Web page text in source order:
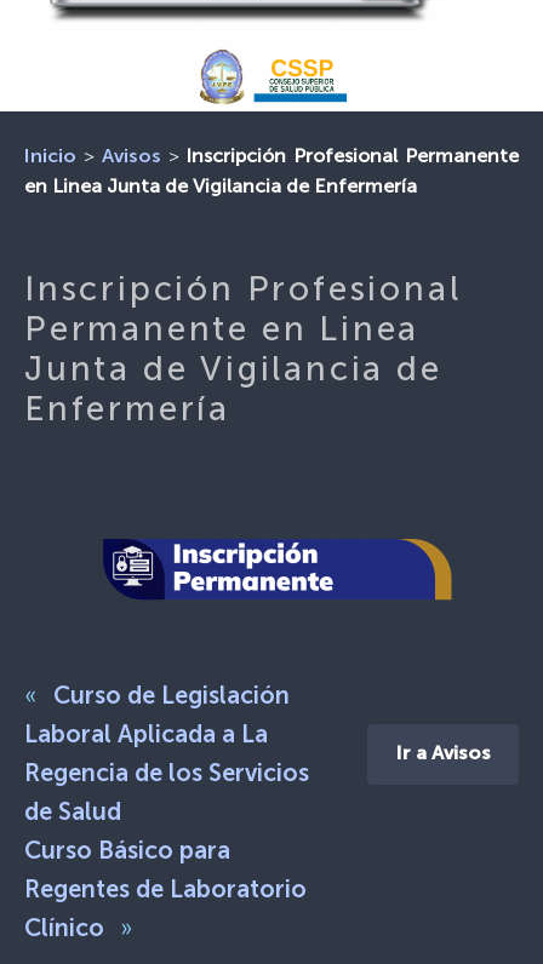
Inicio > Avisos > Inscripción Profesional Permanente
en Linea Junta de Vigilancia de Enfermería
Inscripción Profesional
Permanente en Linea
Junta de Vigilancia de
Enfermería
«
Curso de Legislación
Laboral Aplicada a La
Regencia de los Servicios
de Salud
Ir a Avisos
Curso Básico para
Regentes de Laboratorio
Clínico
»